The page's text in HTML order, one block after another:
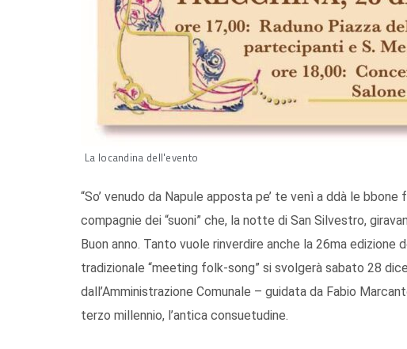
La locandina dell'evento
“So’ venudo da Napule apposta pe’ te venì a ddà le
compagnie dei “suoni” che, la notte di San Silvestro,
Buon anno. Tanto vuole rinverdire anche la 26ma edizione
tradizionale “meeting folk-song” si svolgerà sabato 28
dall’Amministrazione Comunale – guidata da Fabio
terzo millennio, l’antica consuetudine.